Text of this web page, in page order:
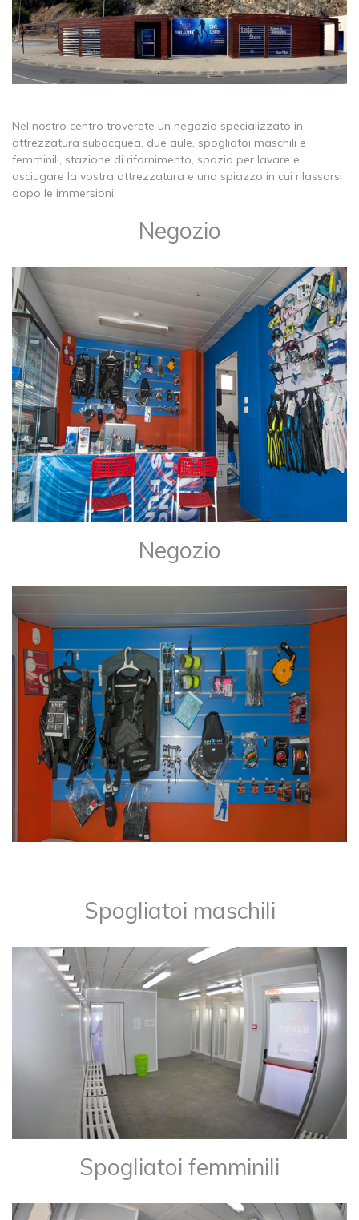
Nel nostro centro troverete un negozio specializzato in
attrezzatura subacquea, due aule, spogliatoi maschili e
femminili, stazione di rifornimento, spazio per lavare e
asciugare la vostra attrezzatura e uno spiazzo in cui rilassarsi
dopo le immersioni.
Negozio
​Negozio
Spogliatoi maschili
Spogliatoi femminili